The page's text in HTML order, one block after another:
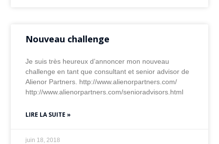
Nouveau challenge
Je suis très heureux d’annoncer mon nouveau
challenge en tant que consultant et senior advisor de
Alienor Partners. http://www.alienorpartners.com/
http://www.alienorpartners.com/senioradvisors.html
LIRE LA SUITE »
juin 18, 2018